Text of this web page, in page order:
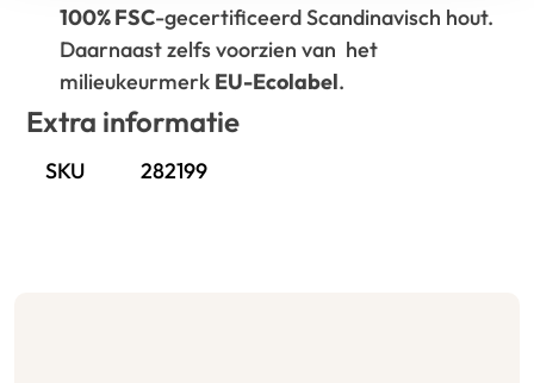
100% FSC-gecertificeerd Scandinavisch hout.
Daarnaast zelfs voorzien van het
milieukeurmerk EU-Ecolabel.
Extra informatie
SKU 282199